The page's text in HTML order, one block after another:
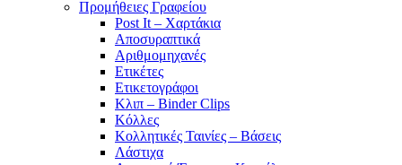
Προμήθειες Γραφείου
Post It – Χαρτάκια
Αποσυραπτικά
Αριθμομηχανές
Ετικέτες
Ετικετογράφοι
Κλιπ – Binder Clips
Κόλλες
Κολλητικές Ταινίες – Βάσεις
Λάστιχα